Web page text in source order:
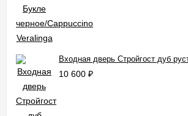
Входная дверь Стройгост дуб
10 600 ₽